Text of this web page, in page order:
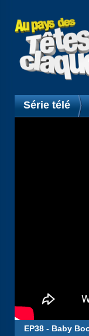
Série télé
EP38 - Baby